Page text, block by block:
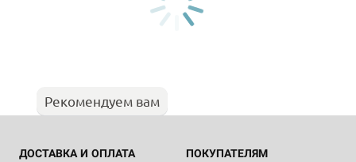
Рекомендуем вам
ДОСТАВКА И ОПЛАТА ПОКУПАТЕЛЯМ